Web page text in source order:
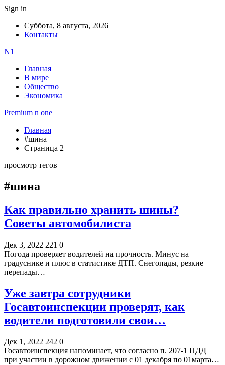
Sign in
Суббота, 8 августа, 2026
Контакты
N1
Главная
В мире
Общество
Экономика
Premium n one
Главная
#шина
Страница 2
просмотр тегов
#шина
Как правильно хранить шины?
Советы автомобилиста
Дек 3, 2022 221 0
Погода проверяет водителей на прочность. Минус на
градуснике и плюс в статистике ДТП. Снегопады, резкие
перепады…
Уже завтра сотрудники
Госавтоинспекции проверят, как
водители подготовили свои…
Дек 1, 2022 242 0
Госавтоинспекция напоминает, что согласно п. 207-1 ПДД
при участии в дорожном движении с 01 декабря по 01марта…